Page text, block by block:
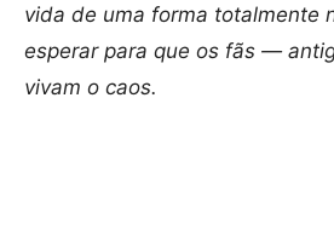
vida de uma forma totalmente
esperar para que os fãs —
vivam o caos.